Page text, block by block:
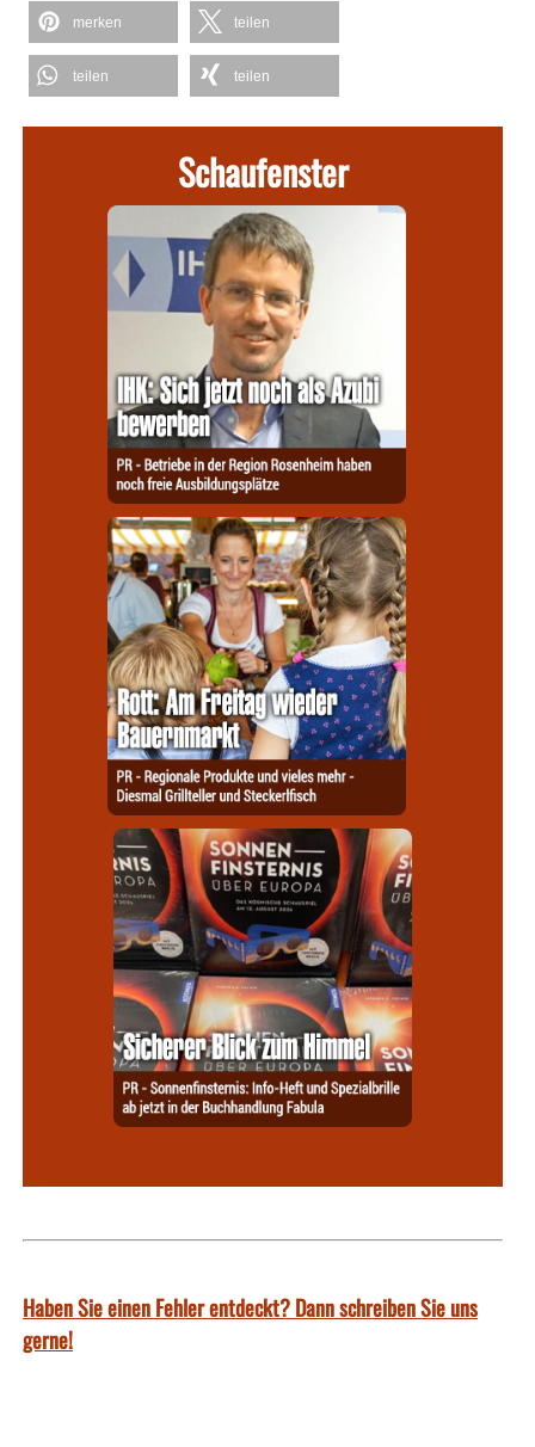
merken teilen
teilen teilen
Schaufenster
Haben Sie einen Fehler entdeckt? Dann schreiben Sie uns
gerne!